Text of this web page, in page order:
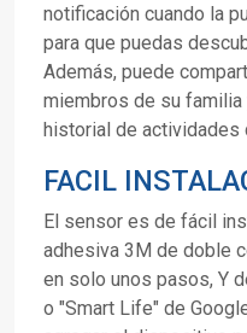
notificación cuando la
para que puedas
Además, puede
miembros de su familia
historial de actividades
FACIL
El sensor es de fácil
adhesiva 3M de doble
en solo unos pasos, Y
o "Smart Life" de